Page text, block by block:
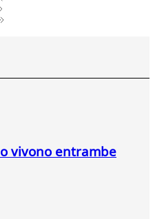
vivono entrambe